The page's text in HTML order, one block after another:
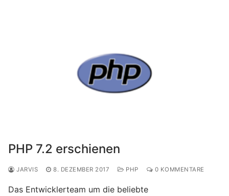
PHP 7.2 erschienen
JARVIS 8. DEZEMBER 2017 PHP 0 KOMMENTARE
Das Entwicklerteam um die beliebte